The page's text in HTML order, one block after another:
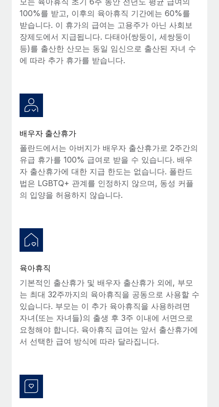
100%를 받고, 이후의 육아휴직 기간에는 60%를
받습니다. 이 휴가의 급여는 고용주가 아닌 사회보
장제도에서 지급됩니다. 다태아(쌍둥이, 세쌍둥이
등)를 출산한 산모는 동일 임신으로 출산된 자녀 수
에 따라 추가 휴가를 받습니다.
배우자 출산휴가
폴란드에서는 아버지가 배우자 출산휴가로 2주간의
유급 휴가를 100% 급여로 받을 수 있습니다. 배우
자 출산휴가에 대한 지급 한도는 없습니다. 폴란드
법은 LGBTQ+ 관계를 인정하지 않으며, 동성 커플
의 입양을 허용하지 않습니다.
육아휴직
기본적인 출산휴가 및 배우자 출산휴가 외에, 부모
는 최대 32주까지의 육아휴직을 공동으로 사용할 수
있습니다. 부모는 이 추가 육아휴직을 사용하려면
자녀(또는 자녀들)의 출생 후 3주 이내에 서면으로
요청해야 합니다. 육아휴직 급여는 앞서 출산휴가에
서 선택한 급여 방식에 따라 달라집니다.